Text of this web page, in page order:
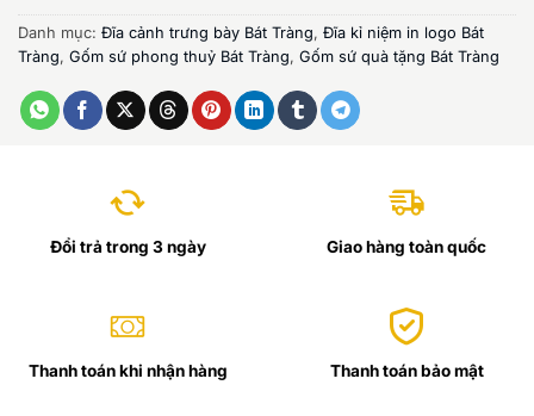
Danh mục: Đĩa cảnh trưng bày Bát Tràng, Đĩa kỉ niệm in logo Bát
Tràng, Gốm sứ phong thuỷ Bát Tràng, Gốm sứ quà tặng Bát Tràng
Đổi trả trong 3 ngày Giao hàng toàn quốc
Thanh toán khi nhận hàng Thanh toán bảo mật